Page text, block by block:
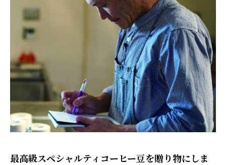
最高級スペシャルティコーヒー豆を贈り物にしま